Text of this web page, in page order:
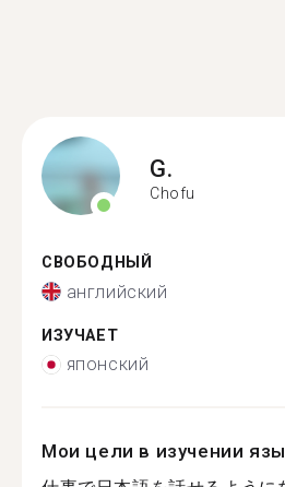
G.
Chofu
СВОБОДНЫЙ
английский
ИЗУЧАЕТ
японский
Мои цели в изучении